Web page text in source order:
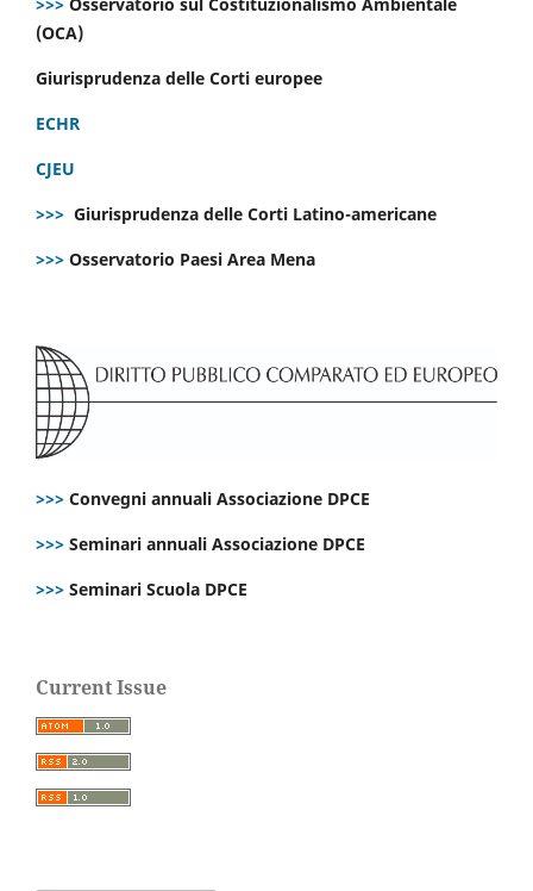
>>> Osservatorio sul Costituzionalismo Ambientale
(OCA)
Giurisprudenza delle Corti europee
ECHR
CJEU
>>> Giurisprudenza delle Corti Latino-americane
>>> Osservatorio Paesi Area Mena
>>> Convegni annuali Associazione DPCE
>>> Seminari annuali Associazione DPCE
>>> Seminari Scuola DPCE
Current Issue